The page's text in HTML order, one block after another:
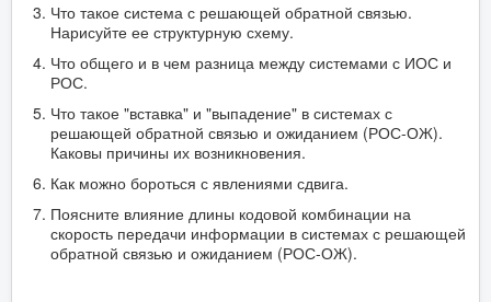
Что такое система с решающей обратной связью.
Нарисуйте ее структурную схему.
Что общего и в чем разница между системами с ИОС и
РОС.
Что такое "вставка" и "выпадение" в системах с
решающей обратной связью и ожиданием (РОС-ОЖ).
Каковы причины их возникновения.
Как можно бороться с явлениями сдвига.
Поясните влияние длины кодовой комбинации на
скорость передачи информации в системах с решающей
обратной связью и ожиданием (РОС-ОЖ).